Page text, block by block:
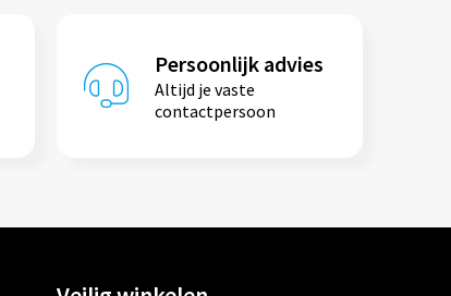
Persoonlijk advies
Altijd je vaste
contactpersoon